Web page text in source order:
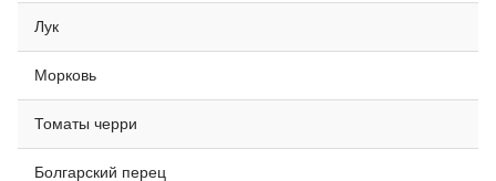
Лук
Морковь
Томаты черри
Болгарский перец